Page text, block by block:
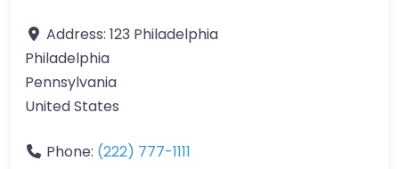
Address: 123 Philadelphia
Philadelphia
Pennsylvania
United States
Phone: (222) 777-1111